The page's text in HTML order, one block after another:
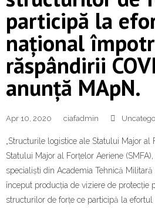
participă la
național
răspândirii
anunță MApN.
Apr 10, 2020 ciafadmin
„Structurile logistice ale Statului Major al
Statului Major al Forțelor Aeriene
specialiști din Academia Tehnică Militară
început producția de viziere de protecție
structurilor de forțe ce participă la